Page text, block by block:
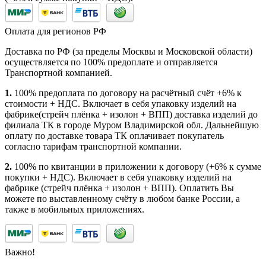
Оплата для регионов РФ
Доставка по РФ (за пределы Москвы и Московской области)
осуществляется по 100% предоплате и отправляется
Транспортной компанией.
1. 100% предоплата по договору на расчётный счёт +6% к
стоимости + НДС. Включает в себя упаковку изделий на
фабрике(стрейч плёнка + изолон + ВПП) доставка изделий до
филиала ТК в городе Муром Владимирской обл. Дальнейшую
оплату по доставке товара ТК оплачивает покупатель
согласно тарифам транспортной компании.
2. 100% по квитанции в приложении к договору (+6% к сумме
покупки + НДС). Включает в себя упаковку изделий на
фабрике (стрейч плёнка + изолон + ВПП). Оплатить Вы
можете по выставленному счёту в любом банке России, а
также в мобильных приложениях.
Важно!